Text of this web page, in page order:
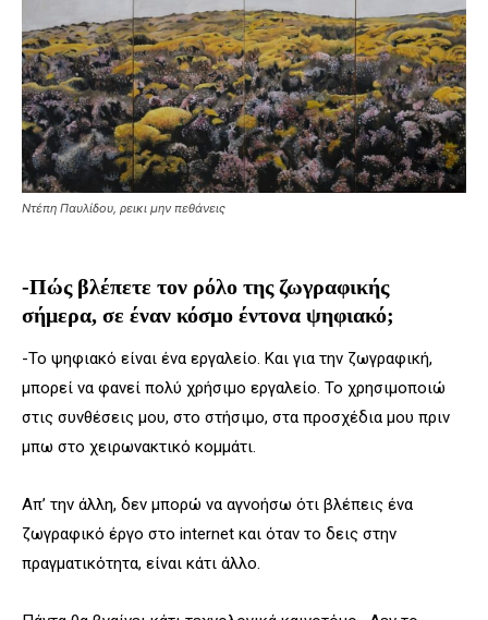
Ντέπη Παυλίδου, ρεικι μην πεθάνεις
-Πώς βλέπετε τον ρόλο της ζωγραφικής
σήμερα, σε έναν κόσμο έντονα ψηφιακό;
-Το ψηφιακό είναι ένα εργαλείο. Και για την ζωγραφική,
μπορεί να φανεί πολύ χρήσιμο εργαλείο. Το χρησιμοποιώ
στις συνθέσεις μου, στο στήσιμο, στα προσχέδια μου πριν
μπω στο χειρωνακτικό κομμάτι.
Απ’ την άλλη, δεν μπορώ να αγνοήσω ότι βλέπεις ένα
ζωγραφικό έργο στο internet και όταν το δεις στην
πραγματικότητα, είναι κάτι άλλο.